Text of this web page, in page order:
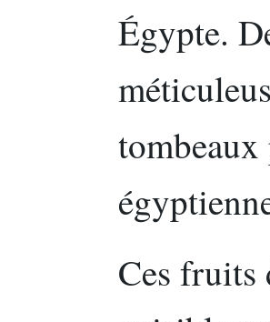
Égypte.
Ces fruits